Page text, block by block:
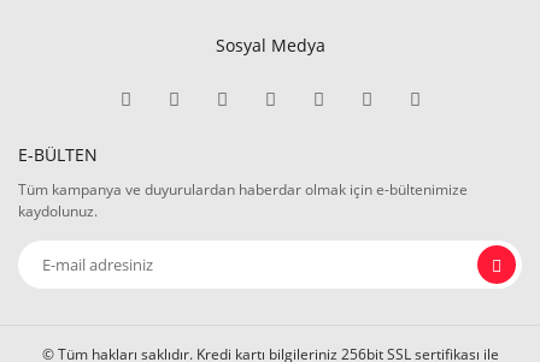
Sosyal Medya
E-BÜLTEN
Tüm kampanya ve duyurulardan haberdar olmak için e-bültenimize
kaydolunuz.
© Tüm hakları saklıdır. Kredi kartı bilgileriniz 256bit SSL sertifikası ile